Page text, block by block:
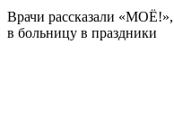
Врачи рассказали
в больницу в праздники